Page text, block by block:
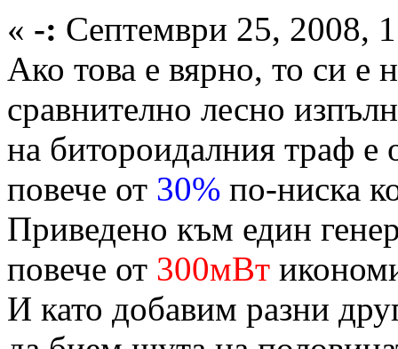
« -: Септември 25, 2008,
Ако това е вярно, то си е
сравнително лесно
на битороидалния траф е
повече от 30% по-ниска
Приведено към един
повече от 300мВт
И като добавим разни